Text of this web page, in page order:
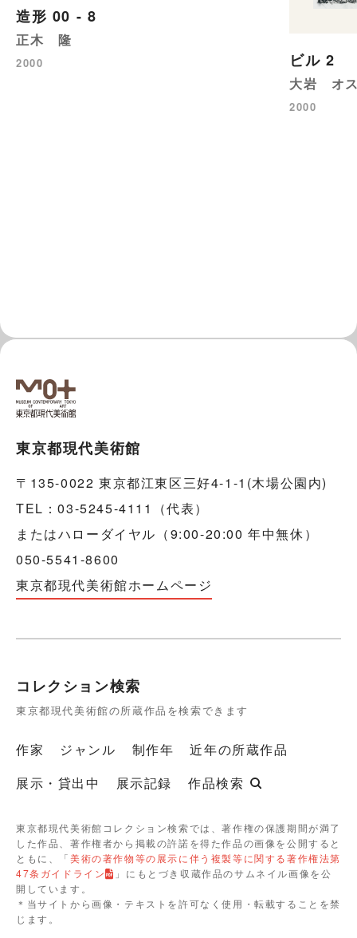
造形 00 - 8
正木 隆
2000 ビル 2
大岩 オ
2000
東京都現代美術館
〒135-0022 東京都江東区三好4-1-1(木場公園内)
TEL：03-5245-4111（代表）
またはハローダイヤル（9:00-20:00 年中無休）
050-5541-8600
東京都現代美術館ホームページ
コレクション検索
東京都現代美術館の所蔵作品を検索できます
作家 ジャンル 制作年
近年の所蔵作品
展示・貸出中
展示記録 作品検索
東京都現代美術館コレクション検索では、著作権の保護期間が満了
した作品、著作権者から掲載の許諾を得た作品の画像を公開すると
ともに、「美術の著作物等の展示に伴う複製等に関する著作権法第
47条ガイドライン
」にもとづき収蔵作品のサムネイル画像を公
開しています。
＊当サイトから画像・テキストを許可なく使用・転載することを禁
じます。